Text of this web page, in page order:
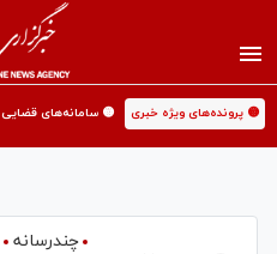
🟡 پرونده‌های ویژه خبری 🟡 سامانه‌های قضایی
چندرسانه